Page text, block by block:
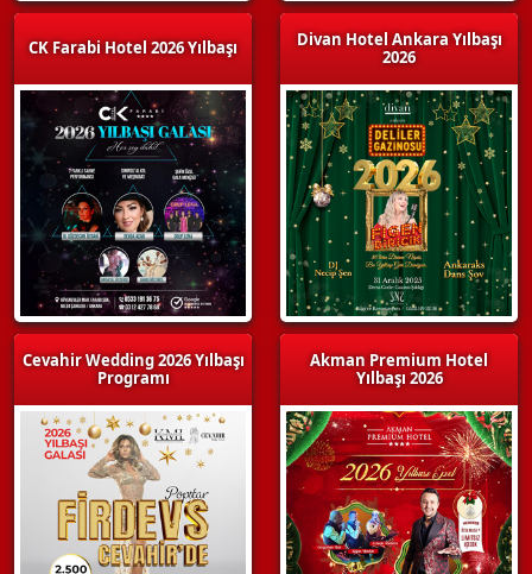
CK Farabi Hotel 2026 Yılbaşı
Cevahir Wedding 2026 Yılbaşı
Programı
Divan Hotel Ankara Yılbaşı
2026
Akman Premium Hotel
Yılbaşı 2026